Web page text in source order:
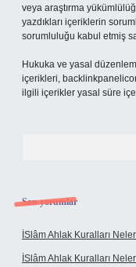
veya araştırma
yazdıkları içeriklerin
sorumluluğu kabul etmiş
Hukuka ve yasal
içerikleri,
ilgili içerikler yasal süre
Son yorumlar
İSlâm Ahlak Kuralları
İSlâm Ahlak Kuralları